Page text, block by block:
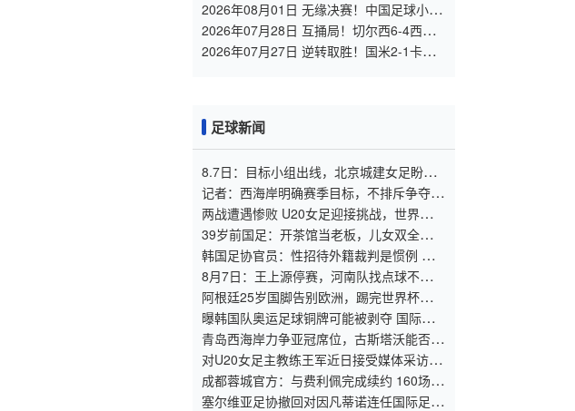
点 胜利0-2不敌阿尔梅里亚
2026年08月01日 无缘决赛！中国足球小将
红队0-2亚洲明星联，后者决赛战杭州足管
2026年07月28日 互捅局！切尔西6-4西悉
尼漫步者 佩德罗替补3射1传阿隆索开门红
2026年07月27日 逆转取胜！国米2-1卡尔
足球新闻
8.7日：目标小组出线，北京城建女足盼把
亚冠比赛带回北京
记者：西海岸明确赛季目标，不排斥争夺
2027
两战遭遇惨败 U20女足迎接挑战，世界杯出
线压力重重
39岁前国足：开茶馆当老板，儿女双全已财
富自由，妻子还是黄圣依朋友
韩国足协官员：性招待外籍裁判是惯例 这
样他们才能吹好哨
8月7日：王上源停赛，河南队找点球不灵
了，马拉尼昂不会射门，郑智剑指亚冠名额
阿根廷25岁国脚告别欧洲，踢完世界杯即转
会！正值巅峰回归阿超
曝韩国队奥运足球铜牌可能被剥夺 国际足
联处罚时效已过
青岛西海岸力争亚冠席位，古斯塔沃能否提
升表现？
对U20女足主教练王军近日接受媒体采访对
话的解读
成都蓉城官方：与费利佩完成续约 160场84
球队史最佳射手
塞尔维亚足协撤回对因凡蒂诺连任国际足联